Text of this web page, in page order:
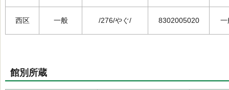
西区 一般 /276/やぐ/ 8302005020 一
館別所蔵